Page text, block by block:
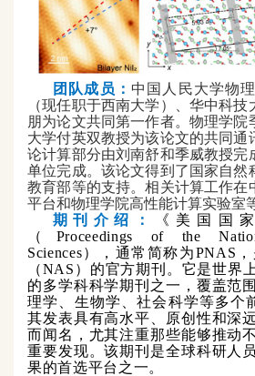
团队成员： 中国人民大学物
（现任职于西南大学）、华中科
朋为论文共同第一作者。物理学院
大学付英双教授为该论文的共同通
论计算部分由刘南舒和季威教授完
单位完成。该论文得到了国家自然
教育部等的支持。相关计算工作在
平台和物理学院高性能计算实验室
期刊介绍
：
《美国国
（Proceedings of the
Sciences），通常简称为PNAS
（NAS）的官方期刊。它是世界
的多学科科学期刊之一，覆盖范
理学、生物学、社会科学等多个
其发表具有高水平、原创性和深
而闻名，尤其注重那些能够推动
重要发现。该期刊是全球科研人
果的首选平台之一。